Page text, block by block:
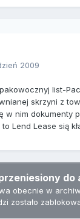
2009
list-
skrzyni z
w nim dokumenty
Lend Lease sią
do
obecnie w
zostało